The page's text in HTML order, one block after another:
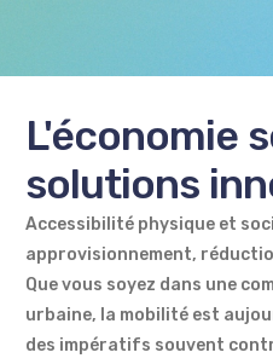
L'économie
solutions
Accessibilité physique et
approvisionnement,
Que vous soyez dans une
urbaine, la mobilité est
des impératifs souvent